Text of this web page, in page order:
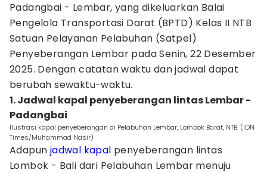
Padangbai - Lembar, yang dikeluarkan Balai
Pengelola Transportasi Darat (BPTD) Kelas II NTB
Satuan Pelayanan Pelabuhan (Satpel)
Penyeberangan Lembar pada Senin, 22 Desember
2025. Dengan catatan waktu dan jadwal dapat
berubah sewaktu-waktu.
1. Jadwal kapal penyeberangan lintas Lembar -
Padangbai
Ilustrasi kapal penyeberangan di Pelabuhan Lembar, Lombok Barat, NTB. (IDN
Times/Muhammad Nasir)
Adapun jadwal kapal penyeberangan lintas
Lombok - Bali dari Pelabuhan Lembar menuju